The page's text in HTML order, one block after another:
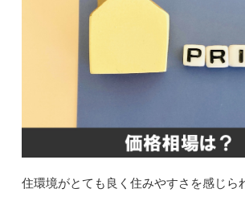
住環境がとても良く住みやすさを感じら